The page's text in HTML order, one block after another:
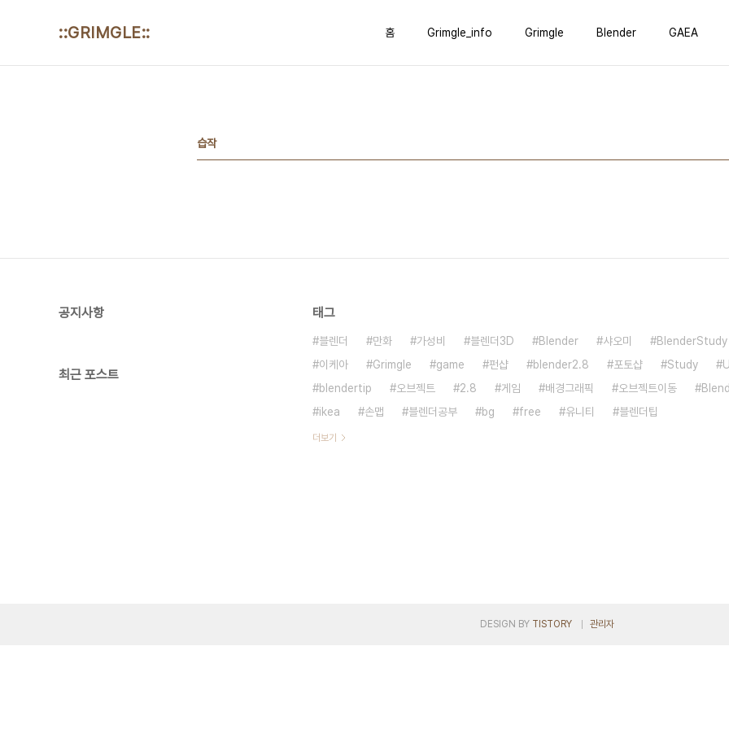
::GRIMGLE:: 홈 Grimgle_info Grimgle Blender GAEA
습작
공지사항
최근 포스트
태그
블렌더 만화 가성비 블렌더3D Blender 샤오미 BlenderStudy
이케아
Grimgle game 펀샵 blender2.8 포토샵 Study
UI
blendertip
오브젝트 2.8 게임 배경그래픽 오브젝트이동
ikea
손맵 블렌더공부 bg free 유니티 블렌더팁
더보기
DESIGN BY TISTORY 관리자